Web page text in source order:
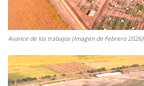
Avance de los trabajos (Imagen de Febrero 2026)